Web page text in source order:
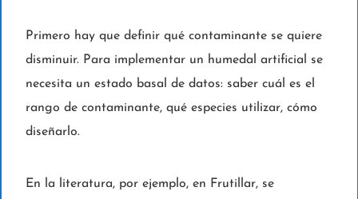
Primero hay que definir qué contaminante se quiere
disminuir. Para implementar un humedal artificial se
necesita un estado basal de datos: saber cuál es el
rango de contaminante, qué especies utilizar, cómo
diseñarlo.
En la literatura, por ejemplo, en Frutillar, se